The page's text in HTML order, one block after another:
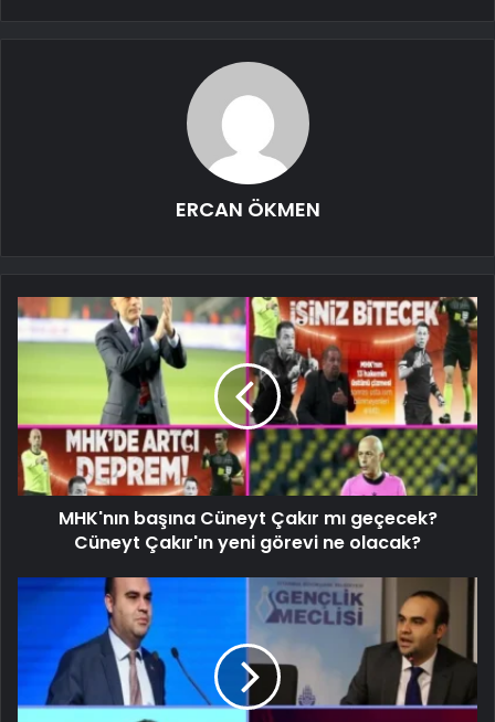
ERCAN ÖKMEN
MHK'nın başına Cüneyt Çakır mı geçecek?
Cüneyt Çakır'ın yeni görevi ne olacak?